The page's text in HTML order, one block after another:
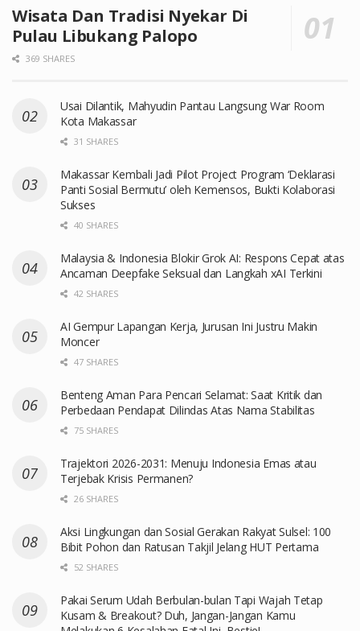
Wisata Dan Tradisi Nyekar Di
Pulau Libukang Palopo
369 SHARES
Usai Dilantik, Mahyudin Pantau Langsung War Room
Kota Makassar
31 SHARES
Makassar Kembali Jadi Pilot Project Program ‘Deklarasi
Panti Sosial Bermutu’ oleh Kemensos, Bukti Kolaborasi
Sukses
40 SHARES
Malaysia & Indonesia Blokir Grok AI: Respons Cepat atas
Ancaman Deepfake Seksual dan Langkah xAI Terkini
42 SHARES
AI Gempur Lapangan Kerja, Jurusan Ini Justru Makin
Moncer
47 SHARES
Benteng Aman Para Pencari Selamat: Saat Kritik dan
Perbedaan Pendapat Dilindas Atas Nama Stabilitas
75 SHARES
Trajektori 2026-2031: Menuju Indonesia Emas atau
Terjebak Krisis Permanen?
26 SHARES
Aksi Lingkungan dan Sosial Gerakan Rakyat Sulsel: 100
Bibit Pohon dan Ratusan Takjil Jelang HUT Pertama
52 SHARES
Pakai Serum Udah Berbulan-bulan Tapi Wajah Tetap
Kusam & Breakout? Duh, Jangan-Jangan Kamu